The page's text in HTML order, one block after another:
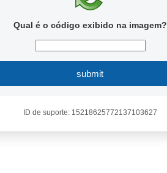
Qual é o código exibido na imagem?
submit
ID de suporte: 15218625772137103627